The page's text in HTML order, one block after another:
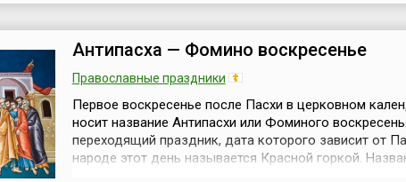
№ 157 от 26 марта 1998 года. Изначально он
Государственного герба Республики Белар...
Антипасха — Фомино воскресенье
Православные праздники
Первое воскресенье после Пасхи в церковном
носит название Антипасхи или Фоминого
переходящий праздник, дата которого зависит от
народе этот день называется Красной горкой.